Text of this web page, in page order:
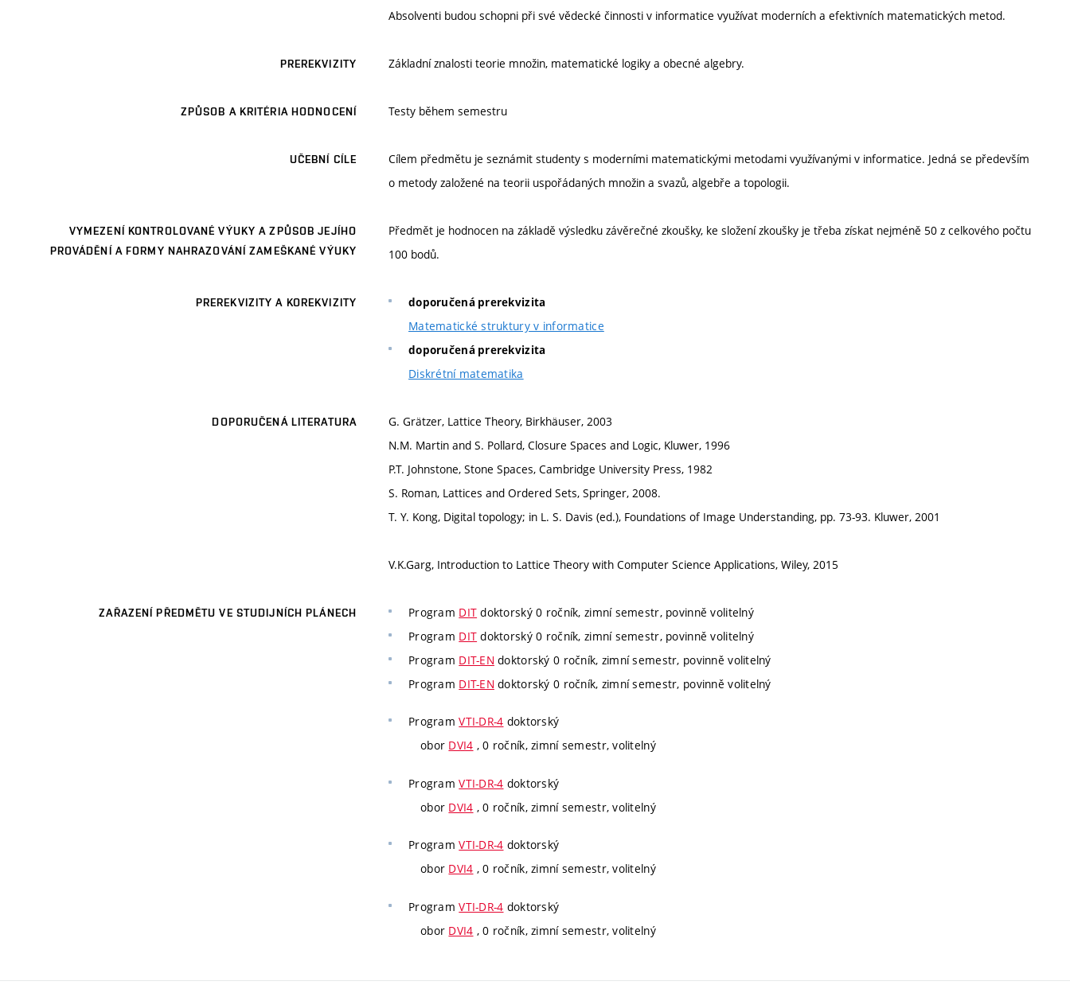
Absolventi budou schopni při své vědecké činnosti v informatice využívat moderních a efektivních matematických metod.
PREREKVIZITY Základní znalosti teorie množin, matematické logiky a obecné algebry.
ZPŮSOB A KRITÉRIA HODNOCENÍ Testy během semestru
UČEBNÍ CÍLE
Cílem předmětu je seznámit studenty s moderními matematickými metodami využívanými v informatice. Jedná se především
o metody založené na teorii uspořádaných množin a svazů, algebře a topologii.
VYMEZENÍ KONTROLOVANÉ VÝUKY A ZPŮSOB JEJÍHO
PROVÁDĚNÍ A FORMY NAHRAZOVÁNÍ ZAMEŠKANÉ VÝUKY
Předmět je hodnocen na základě výsledku závěrečné zkoušky, ke složení zkoušky je třeba získat nejméně 50 z celkového počtu
100 bodů.
PREREKVIZITY A KOREKVIZITY doporučená prerekvizita
Matematické struktury v informatice
doporučená prerekvizita
Diskrétní matematika
DOPORUČENÁ LITERATURA
G. Grätzer, Lattice Theory, Birkhäuser, 2003
N.M. Martin and S. Pollard, Closure Spaces and Logic, Kluwer, 1996
P.T. Johnstone, Stone Spaces, Cambridge University Press, 1982
S. Roman, Lattices and Ordered Sets, Springer, 2008.
T. Y. Kong, Digital topology; in L. S. Davis (ed.), Foundations of Image Understanding, pp. 73-93. Kluwer, 2001
V.K.Garg, Introduction to Lattice Theory with Computer Science Applications, Wiley, 2015
ZAŘAZENÍ PŘEDMĚTU VE STUDIJNÍCH PLÁNECH Program DIT doktorský 0 ročník, zimní semestr, povinně volitelný
Program DIT doktorský 0 ročník, zimní semestr, povinně volitelný
Program DIT-EN doktorský 0 ročník, zimní semestr, povinně volitelný
Program DIT-EN doktorský 0 ročník, zimní semestr, povinně volitelný
ProgramVTI-DR-4 doktorský
obor DVI4 , 0 ročník, zimní semestr, volitelný
ProgramVTI-DR-4 doktorský
obor DVI4 , 0 ročník, zimní semestr, volitelný
ProgramVTI-DR-4 doktorský
obor DVI4 , 0 ročník, zimní semestr, volitelný
ProgramVTI-DR-4 doktorský
obor DVI4 , 0 ročník, zimní semestr, volitelný